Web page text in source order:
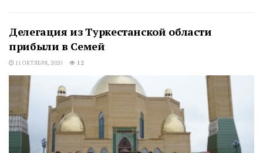
Делегация из Туркестанской области
прибыли в Семей
11 ОКТЯБРЯ, 2020 12